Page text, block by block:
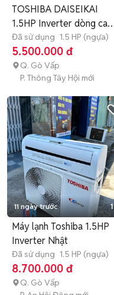
TOSHIBA DAISEIKAI
1.5HP Inverter dòng cao
cấp
Đã sử dụng 1.5 HP (ngựa)
5.500.000 đ
Q. Gò Vấp
P. Thông Tây Hội mới
11 ngày trước 1
Máy lạnh Toshiba 1.5HP
Inverter Nhật
Đã sử dụng 1.5 HP (ngựa)
8.700.000 đ
Q. Gò Vấp